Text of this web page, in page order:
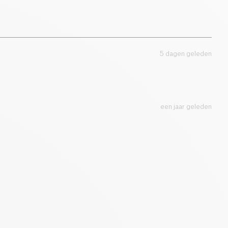
5 dagen geleden
een jaar geleden